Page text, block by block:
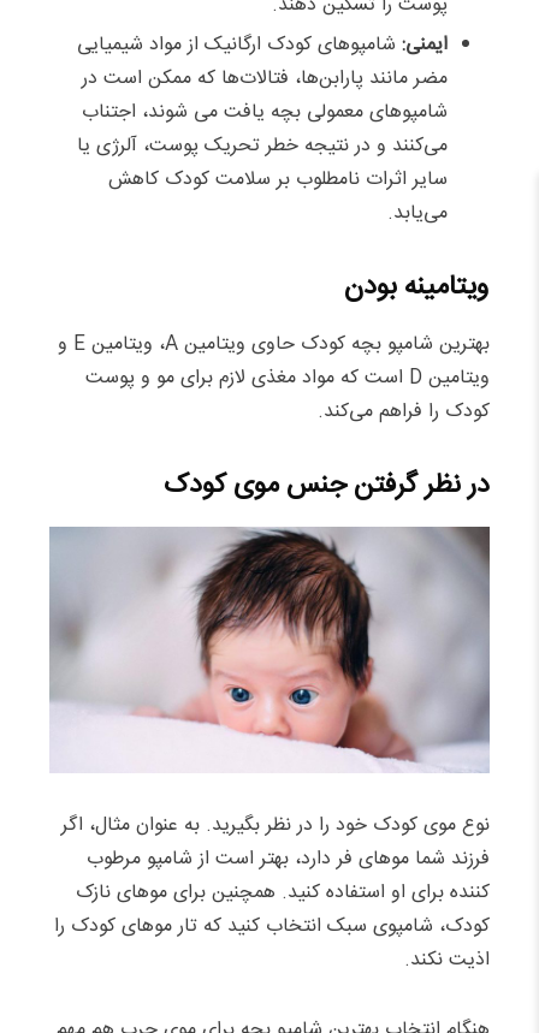
ایمنی:شامپوهای کودک ارگانیک از مواد شیمیایی
مضر مانند پارابن‌ها، فتالات‌ها که ممکن است در
شامپوهای معمولی بچه یافت می شوند، اجتناب
می‌کنند و در نتیجه خطر تحریک پوست، آلرژی یا
سایر اثرات نامطلوب بر سلامت کودک کاهش
می‌یابد.
ویتامینه بودن
بهترین شامپو بچه کودک حاوی ویتامین A، ویتامین E و
ویتامین D است که مواد مغذی لازم برای مو و پوست
کودک را فراهم می‌کند.
در نظر گرفتن جنس موی کودک
نوع موی کودک خود را در نظر بگیرید. به عنوان مثال، اگر
فرزند شما موهای فر دارد، بهتر است از شامپو مرطوب
کننده برای او استفاده کنید. همچنین برای موهای نازک
کودک، شامپوی سبک انتخاب کنید که تار موهای کودک را
اذیت نکند.